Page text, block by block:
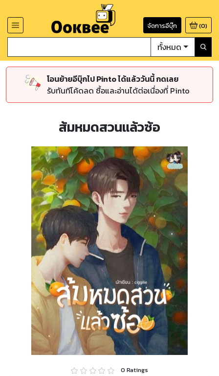
จัดการอีบุ๊ก (0)
ทั้งหมด
โอนย้ายอีบุ๊กไป Pinto ได้แล้ววันนี้ กดเลย
รับทันทีโค้ดลด ซื้อและอ่านได้ต่อเนื่องที่ Pinto
ส้มหมดสวนแล้วซ้อ
0 Ratings